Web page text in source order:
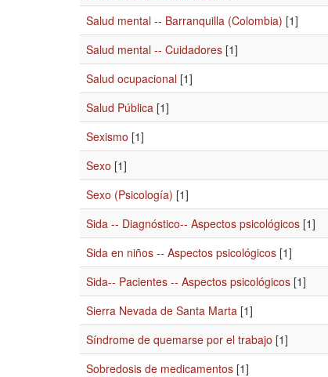
Salud mental -- Barranquilla (Colombia) [1]
Salud mental -- Cuidadores [1]
Salud ocupacional [1]
Salud Pública [1]
Sexismo [1]
Sexo [1]
Sexo (Psicología) [1]
Sida -- Diagnóstico-- Aspectos psicológicos [1]
Sida en niños -- Aspectos psicológicos [1]
Sida-- Pacientes -- Aspectos psicológicos [1]
Sierra Nevada de Santa Marta [1]
Síndrome de quemarse por el trabajo [1]
Sobredosis de medicamentos [1]